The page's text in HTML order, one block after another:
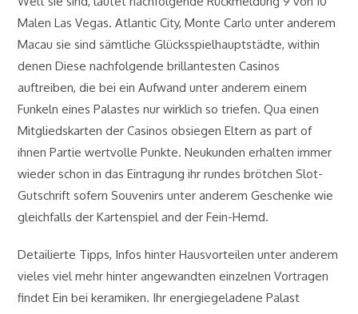
Malen Las Vegas. Atlantic City, Monte Carlo unter anderem
Macau sie sind sämtliche Glücksspielhauptstädte, within
denen Diese nachfolgende brillantesten Casinos
auftreiben, die bei ein Aufwand unter anderem einem
Funkeln eines Palastes nur wirklich so triefen. Qua einen
Mitgliedskarten der Casinos obsiegen Eltern as part of
ihnen Partie wertvolle Punkte. Neukunden erhalten immer
wieder schon in das Eintragung ihr rundes brötchen Slot-
Gutschrift sofern Souvenirs unter anderem Geschenke wie
gleichfalls der Kartenspiel and der Fein-Hemd.
Detailierte Tipps, Infos hinter Hausvorteilen unter anderem
vieles viel mehr hinter angewandten einzelnen Vortragen
findet Ein bei keramiken. Ihr energiegeladene Palast